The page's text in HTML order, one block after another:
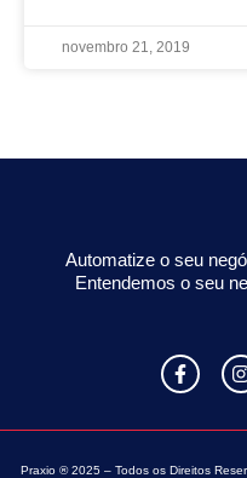
novembro 21, 2019
Automatize o seu
Entendemos o seu
Praxio ® 2025 – Todos os Direitos